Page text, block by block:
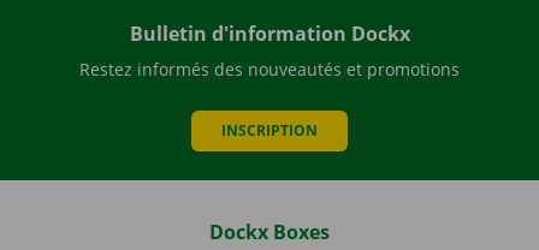
Bulletin d'information Dockx
Restez informés des nouveautés et promotions
INSCRIPTION
Dockx Boxes